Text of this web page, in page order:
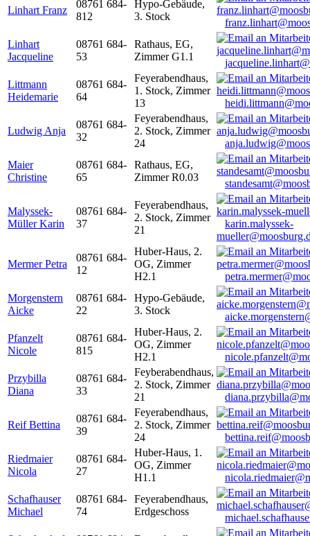
Linhart Franz
08761 684-
812
Hypo-Gebäude,
3. Stock
Linhart
Jacqueline
08761 684-
53
Rathaus, EG,
Zimmer G1.1
Littmann
Heidemarie
08761 684-
64
Feyerabendhaus,
1. Stock, Zimmer
13
Ludwig Anja
08761 684-
32
Feyerabendhaus,
2. Stock, Zimmer
24
Maier
Christine
08761 684-
65
Rathaus, EG,
Zimmer R0.03
Malyssek-
Müller Karin
08761 684-
37
Feyerabendhaus,
2. Stock, Zimmer
21
karin.malyssek-
Mermer Petra
08761 684-
12
Huber-Haus, 2.
OG, Zimmer
H2.1
Morgenstern
Aicke
08761 684-
22
Hypo-Gebäude,
3. Stock
Pfanzelt
Nicole
08761 684-
815
Huber-Haus, 2.
OG, Zimmer
H2.1
Przybilla
Diana
08761 684-
33
Feyberabendhaus,
2. Stock, Zimmer
21
Reif Bettina
08761 684-
39
Feyerabendhaus,
2. Stock, Zimmer
24
Riedmaier
Nicola
08761 684-
27
Huber-Haus, 1.
OG, Zimmer
H1.1
Schafhauser
Michael
08761 684-
74
Feyerabendhaus,
Erdgeschoss